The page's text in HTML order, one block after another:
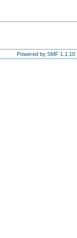
Powered by SMF 1.1.10